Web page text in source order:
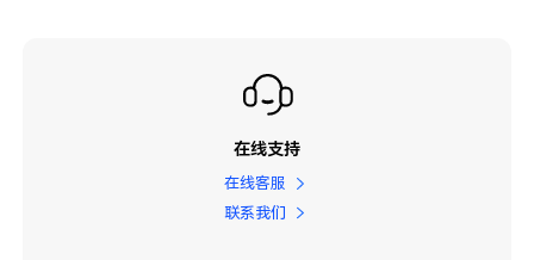
在线支持
在线客服
联系我们